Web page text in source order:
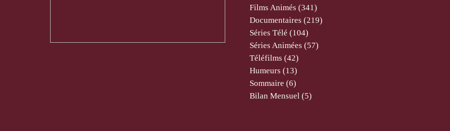
Films Animés (341)
Documentaires (219)
Séries Télé (104)
Séries Animées (57)
Téléfilms (42)
Humeurs (13)
Sommaire (6)
Bilan Mensuel (5)